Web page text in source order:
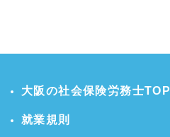
大阪の社会保険労務士TOP
就業規則